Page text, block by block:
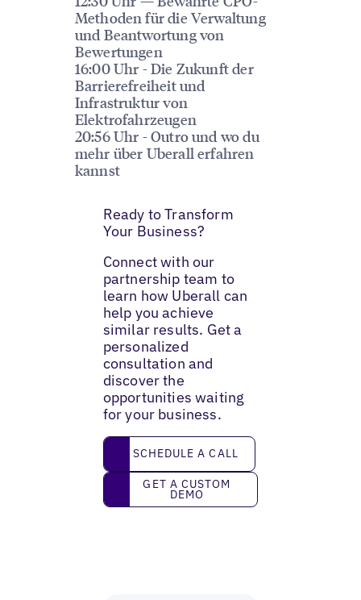
Methoden für die Verwaltung
und Beantwortung von
Bewertungen
16:00 Uhr - Die Zukunft der
Barrierefreiheit und
Infrastruktur von
Elektrofahrzeugen
20:56 Uhr - Outro und wo du
mehr über Uberall erfahren
kannst
Ready to Transform
Your Business?
Connect with our
partnership team to
learn how Uberall can
help you achieve
similar results. Get a
personalized
consultation and
discover the
opportunities waiting
for your business.
Schedule a call
SCHEDULE A CALL
Get a custom demo
GET A CUSTOM
DEMO